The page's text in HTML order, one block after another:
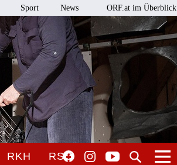
Sport News ORF.at im Überblick
RKH RSO